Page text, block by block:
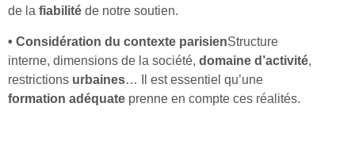
de la fiabilité de notre soutien.
• Considération du contexte parisienStructure
interne, dimensions de la société, domaine d’activité,
restrictions urbaines… Il est essentiel qu’une
formation adéquate prenne en compte ces réalités.